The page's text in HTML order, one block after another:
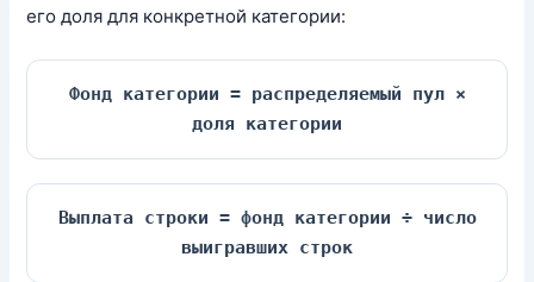
его доля для конкретной категории:
Фонд категории = распределяемый пул ×
доля категории
Выплата строки = фонд категории ÷ число
выигравших строк